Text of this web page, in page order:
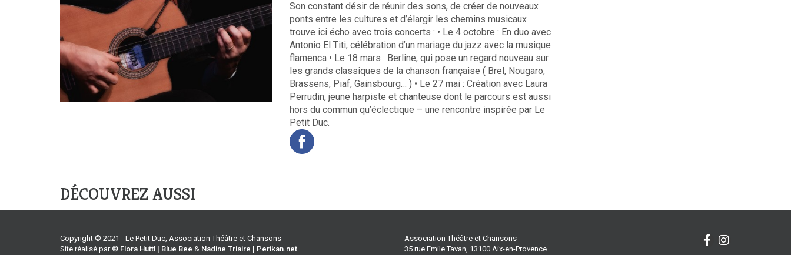
Son constant désir de réunir des sons, de créer de nouveaux
ponts entre les cultures et d’élargir les chemins musicaux
trouve ici écho avec trois concerts : • Le 4 octobre : En duo avec
Antonio El Titi, célébration d’un mariage du jazz avec la musique
flamenca • Le 18 mars : Berline, qui pose un regard nouveau sur
les grands classiques de la chanson française ( Brel, Nougaro,
Brassens, Piaf, Gainsbourg… ) • Le 27 mai : Création avec Laura
Perrudin, jeune harpiste et chanteuse dont le parcours est aussi
hors du commun qu’éclectique – une rencontre inspirée par Le
Petit Duc.
DÉCOUVREZ AUSSI
Copyright © 2021 - Le Petit Duc, Association Théâtre et Chansons
Site réalisé par © Flora Huttl | Blue Bee & Nadine Triaire | Perikan.net
Association Théâtre et Chansons
35 rue Emile Tavan, 13100 Aix-en-Provence